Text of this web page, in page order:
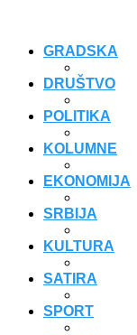
GRADSKA
DRUŠTVO
POLITIKA
KOLUMNE
EKONOMIJA
SRBIJA
KULTURA
SATIRA
SPORT